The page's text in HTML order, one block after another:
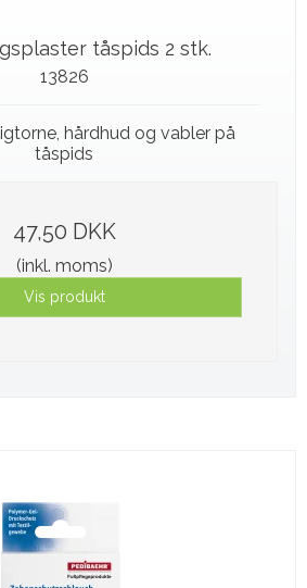
tåspids 2 stk.
13826
hårdhud og vabler på
tåspids
47,50 DKK
(inkl. moms)
Vis produkt